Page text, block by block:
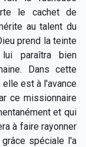
le cachet de
au talent du
prend la teinte
paraîtra bien
Dans cette
est à l'avance
ce missionnaire
et qui
à faire rayonner
spéciale l'a